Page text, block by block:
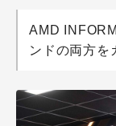
AMD
ンドの両方を